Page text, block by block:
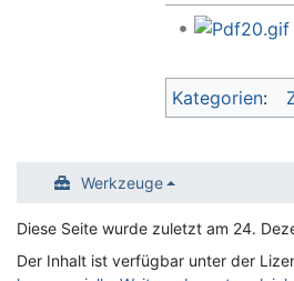
Kategorien:
Werkzeuge
Diese Seite wurde zuletzt am 24.
Der Inhalt ist verfügbar unter der